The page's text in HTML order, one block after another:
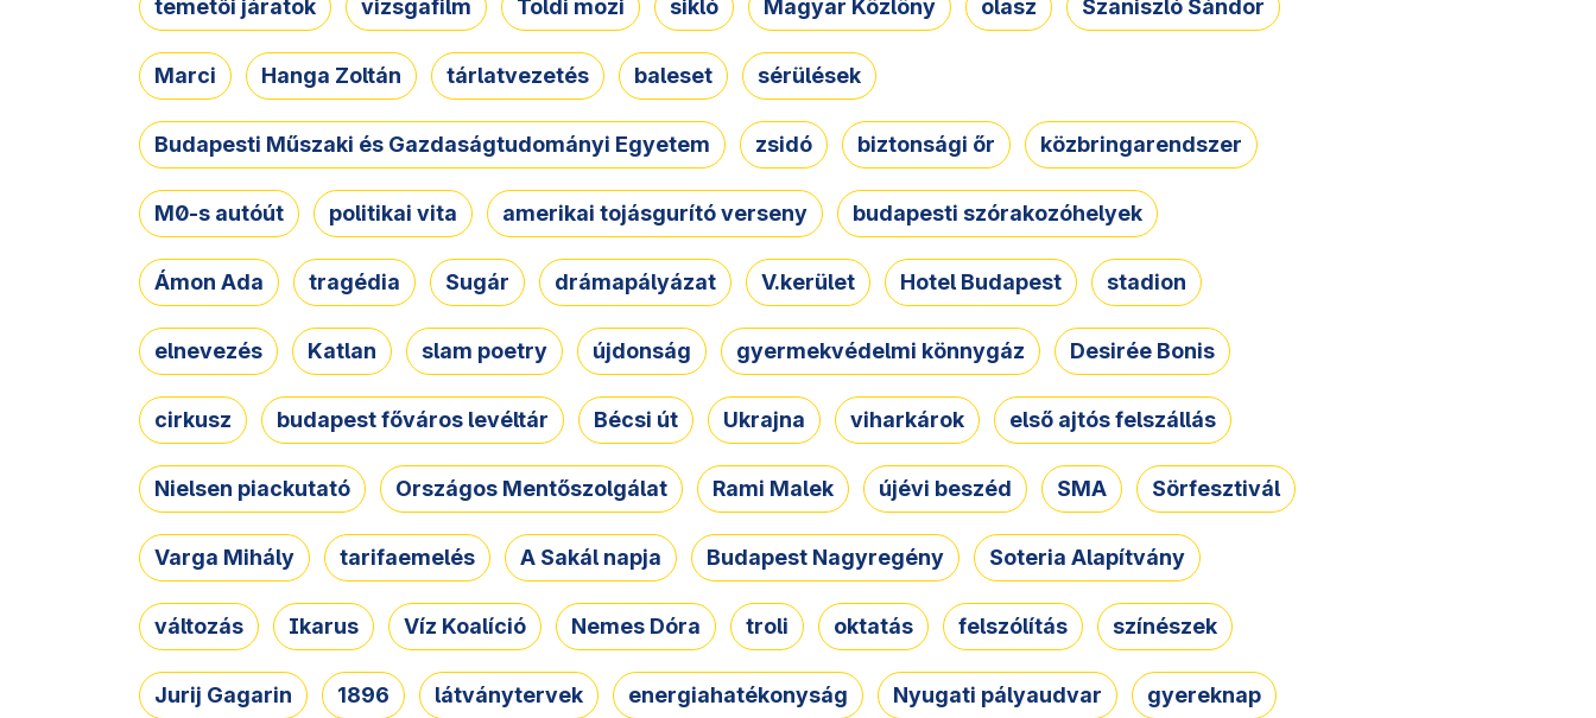
temetői járatok vizsgafilm Toldi mozi sikló Magyar Közlöny olasz Szaniszló Sándor
Marci Hanga Zoltán tárlatvezetés baleset sérülések
Budapesti Műszaki és Gazdaságtudományi Egyetem zsidó biztonsági őr közbringarendszer
M0-s autóút politikai vita amerikai tojásgurító verseny budapesti szórakozóhelyek
Ámon Ada tragédia Sugár drámapályázat V.kerület Hotel Budapest stadion
elnevezés Katlan slam poetry újdonság gyermekvédelmi könnygáz Desirée Bonis
cirkusz budapest főváros levéltár Bécsi út Ukrajna viharkárok első ajtós felszállás
Nielsen piackutató Országos Mentőszolgálat Rami Malek újévi beszéd SMA Sörfesztivál
Varga Mihály tarifaemelés A Sakál napja Budapest Nagyregény Soteria Alapítvány
változás Ikarus Víz Koalíció Nemes Dóra troli oktatás felszólítás színészek
Jurij Gagarin 1896 látványtervek energiahatékonyság Nyugati pályaudvar gyereknap